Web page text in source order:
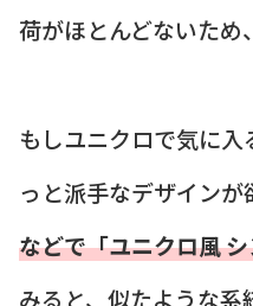
荷がほとんどないため
もしユニクロで気に
っと派手なデザインが
などで「ユニクロ風
みると、似たような系